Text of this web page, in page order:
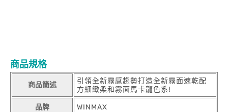
商品規格
商品簡述
引領全新霧感趨勢打造全新霧面速乾配
方細緻柔和霧面馬卡龍色系!
品牌 WINMAX